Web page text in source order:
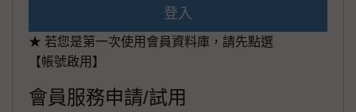
登入
★ 若您是第一次使用會員資料庫，請先點選
【帳號啟用】
會員服務申請/試用